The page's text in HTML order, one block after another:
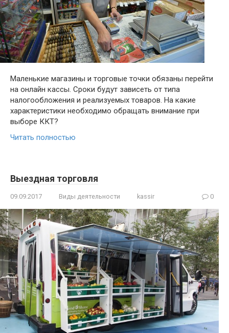
Маленькие магазины и торговые точки обязаны перейти
на онлайн кассы. Сроки будут зависеть от типа
налогообложения и реализуемых товаров. На какие
характеристики необходимо обращать внимание при
выборе ККТ?
Читать полностью
Выездная торговля
09.09.2017 Виды деятельности kassir 0